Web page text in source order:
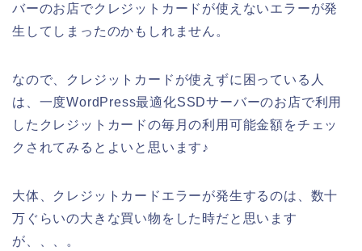
バーのお店でクレジットカードが使えないエラーが発
生してしまったのかもしれません。
なので、クレジットカードが使えずに困っている人
は、一度WordPress最適化SSDサーバーのお店で利用
したクレジットカードの毎月の利用可能金額をチェッ
クされてみるとよいと思います♪
大体、クレジットカードエラーが発生するのは、数十
万ぐらいの大きな買い物をした時だと思います
が、、、。